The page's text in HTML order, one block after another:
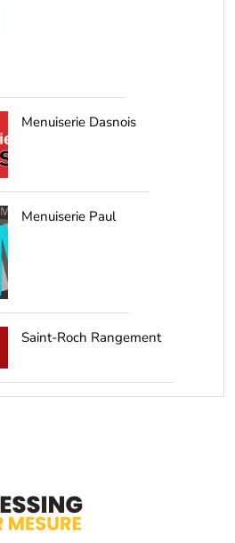
Menuiserie Dasnois
Menuiserie Paul
Saint-Roch Rangement